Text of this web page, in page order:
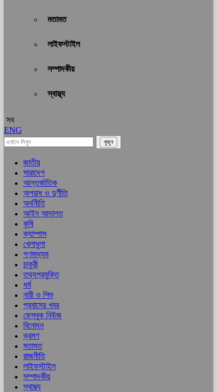
মতামত
লাইফস্টাইল
সম্পাদকীয়
স্বাস্থ্য
সব
ENG
জাতীয়
সারাদেশ
আন্তর্জাতিক
অপরাধ ও দুর্ণীতি
অর্থনীতি
আইন আদালত
কৃষি
ক্যাম্পাস
খেলাধুলা
গণমাধ্যম
চাকুরী
তথ্যপ্রযুক্তি
ধর্ম
নারী ও শিশু
প্রবাসের খবর
ফেসবুক নিউজ
বিনোদন
ভ্রমণ
মতামত
রাজনীতি
লাইফস্টাইল
সম্পাদকীয়
স্বাস্থ্য